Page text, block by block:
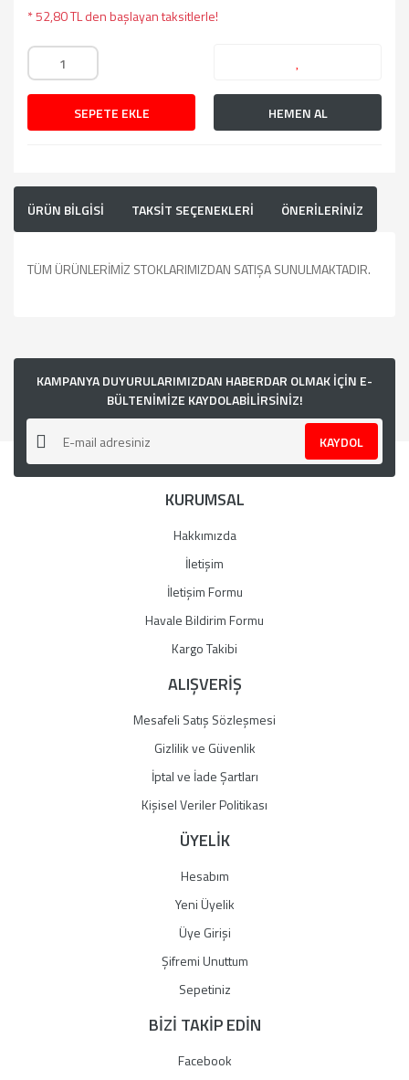
* 52,80 TL den başlayan taksitlerle!
SEPETE EKLE HEMEN AL
ÜRÜN BİLGİSİ TAKSİT SEÇENEKLERİ ÖNERİLERİNİZ
TÜM ÜRÜNLERİMİZ STOKLARIMIZDAN SATIŞA SUNULMAKTADIR.
kullanarak tarafımıza iletebilirsiniz.
Görüş ve önerileriniz için teşekkür ederiz.
Ürün resmi kalitesiz, bozuk veya görüntülenemiyor.
Ürün açıklamasında eksik bilgiler bulunuyor.
Ürün bilgilerinde hatalar bulunuyor.
Ürün fiyatı diğer sitelerden daha pahalı.
Gönder
KAMPANYA DUYURULARIMIZDAN HABERDAR OLMAK İÇİN E-
BÜLTENİMİZE KAYDOLABİLİRSİNİZ!
KAYDOL
KURUMSAL
Hakkımızda
İletişim
İletişim Formu
Havale Bildirim Formu
Kargo Takibi
ALIŞVERİŞ
Mesafeli Satış Sözleşmesi
Gizlilik ve Güvenlik
İptal ve İade Şartları
Kişisel Veriler Politikası
ÜYELİK
Hesabım
Yeni Üyelik
Üye Girişi
Şifremi Unuttum
Sepetiniz
BİZİ TAKİP EDİN
Facebook